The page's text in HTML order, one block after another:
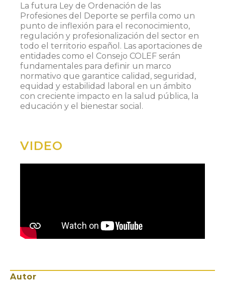
La futura Ley de Ordenación de las
Profesiones del Deporte se perfila como un
punto de inflexión para el reconocimiento,
regulación y profesionalización del sector en
todo el territorio español. Las aportaciones de
entidades como el Consejo COLEF serán
fundamentales para definir un marco
normativo que garantice calidad, seguridad,
equidad y estabilidad laboral en un ámbito
con creciente impacto en la salud pública, la
educación y el bienestar social.
VIDEO
Autor